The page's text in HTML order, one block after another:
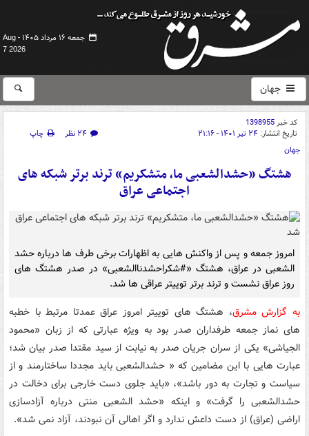
جمعه ۱۶ مرداد ۱۴۰۵ -
Aug
7 2026
جهان
کد خبر1398955
تاریخ انتشار: ۲۴ تیر ۱۴۰۱ - ۲۱:۱۶ ۲۴ نظر
چاپ
جهان
هشتگ «حشدالشعبی ما، متشکریم» ترند برتر شبکه های
اجتماعی عراق
امروز جمعه و پس از واکنش هایی به اظهارات برخی طرف ها درباره حشد
الشعبی در عراق، هشتگ «#شکراحشدناالشعبی» در صدر هشتگ های
روز عراق نشست و ترند برتر توییتر عراقی ها شد.
به گزارش مشرق، هشتگ های توییتر امروز عراق عمدتا مرتبط با خطبه
های نماز جمعه طرفداران صدر بود به ویژه عبارتی که از زبان «محمود
الجیاشی» یکی از سران جریان صدر به نیابت از سید مقتدا صدر بیان شد؛
عبارت هایی با این مضامین که « حشدالشعبی باید مجددا ساختارمند و از
سیاست و تجارت به دور باشد»، «باید جلوی دست خارجی برای دخالت در
حشدالشعبی را گرفت» و اینکه «حشد الشعبی منتی درباره آزادسازی
اراضی (عراق) از دست داعش ندارد و اگر اهالی آن نبودند، آزاد نمی شد».